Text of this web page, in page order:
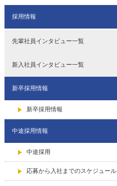
採用情報
先輩社員インタビュー一覧
新入社員インタビュー一覧
新卒採用情報
新卒採用情報
中途採用情報
中途採用
応募から入社までのスケジュール